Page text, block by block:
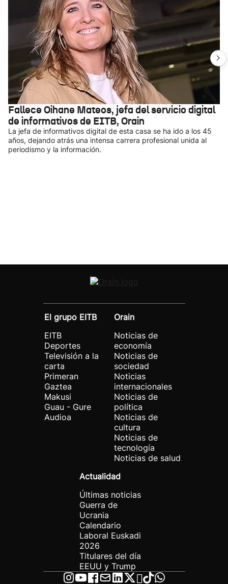
Fallece Oihane Mateos, jefa del servicio digital
de informativos de EITB, Orain
La jefa de informativos digital de esta casa se ha ido a los 45
años, dejando atrás una intensa carrera profesional unida al
periodismo y la información.
El grupo EITB
EITB
Deportes
Televisión a la
carta
Primeran
Gaztea
Makusi
Guau - Gure
Audioa
Orain
Noticias de
economía
Noticias de
sociedad
Noticias
internacionales
Noticias de
política
Noticias de
cultura
Noticias de
tecnología
Noticias de salud
Actualidad
Últimas noticias
Guerra de
Ucrania
Calendario
Laboral Euskadi
2026
Titulares del día
EEUU y Trump